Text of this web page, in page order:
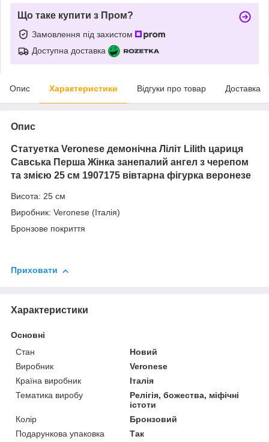
Що таке купити з Пром?
Замовлення під захистом
Доступна доставка
Опис Характеристики Відгуки про товар Доставка
Опис
Статуетка Veronese демонічна Ліліт Lilith цариця
Савська Перша Жінка занепалий ангел з черепом
та змією 25 см 1907175 вівтарна фігурка веронезе
Висота: 25 см
Виробник: Veronese (Італія)
Бронзове покриття
Приховати
Характеристики
Основні
Стан
Новий
Виробник
Veronese
Країна виробник
Італія
Тематика виробу
Релігія, божества, міфічні
істоти
Колір
Бронзовий
Подарункова упаковка
Так